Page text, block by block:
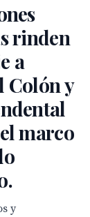
rinden
a
Colón y
marco
y